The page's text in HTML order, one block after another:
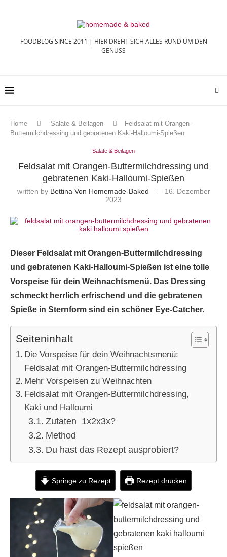
FOODBLOG SINCE 2011 | HIER DREHT SICH ALLES RUND UM DEN
GENUSS
Home Salate & Beilagen
Feldsalat mit Orangen-
Buttermilchdressing und gebratenen Kaki-Halloumi-Spießen
Salate & Beilagen
Feldsalat mit Orangen-Buttermilchdressing und
gebratenen Kaki-Halloumi-Spießen
written by Bettina Von Homemade-Baked
16. Dezember
2023
Dieser Feldsalat mit Orangen-Buttermilchdressing
und gebratenen Kaki-Halloumi-Spießen ist eine tolle
Vorspeise für dein Weihnachtsmenü. Das Dressing
schmeckt herrlich erfrischend und die gebratenen
Spieße in Sternform sind ein schöner Eye-Catcher.
Seiteninhalt
Die Vorspeise für dein Weihnachtsmenü:
Feldsalat mit Orangen-Buttermilchdressing
Mehr Vorspeisen zu Weihnachten
Feldsalat mit Orangen-Buttermilchdressing,
Kaki und Halloumi
Zutaten 1x2x3x?
Method
Du hast das Rezept ausprobiert?
Springe zu Rezept Rezept drucken